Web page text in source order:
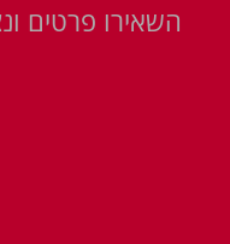
השאירו פרטים